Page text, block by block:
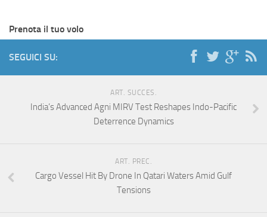
Prenota il tuo volo
SEGUICI SU:
ART. SUCCES.
India’s Advanced Agni MIRV Test Reshapes Indo-Pacific
Deterrence Dynamics
ART. PREC.
Cargo Vessel Hit By Drone In Qatari Waters Amid Gulf
Tensions